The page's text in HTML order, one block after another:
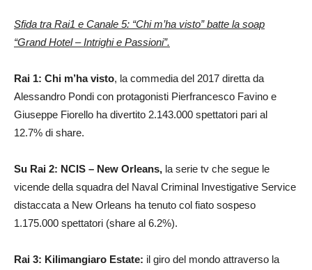
Sfida tra Rai1 e Canale 5: “Chi m’ha visto” batte la soap
“Grand Hotel – Intrighi e Passioni”.
Rai 1: Chi m’ha visto, la commedia del 2017 diretta da
Alessandro Pondi con protagonisti Pierfrancesco Favino e
Giuseppe Fiorello ha divertito 2.143.000 spettatori pari al
12.7% di share.
Su Rai 2: NCIS – New Orleans, la serie tv che segue le
vicende della squadra del Naval Criminal Investigative Service
distaccata a New Orleans ha tenuto col fiato sospeso
1.175.000 spettatori (share al 6.2%).
Rai 3: Kilimangiaro Estate: il giro del mondo attraverso la